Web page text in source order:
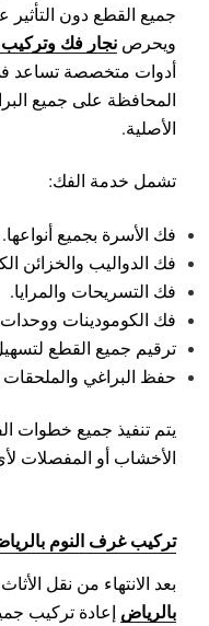
جميع القطع دون
ويحرص نجار فك
أدوات متخصصة تساعد
المحافظة على جميع
الأصلية.
تشمل خدمة الفك:
فك الأسرة بجميع أنواعها.
فك الدواليب والخزائن
فك التسريحات والمرايا.
فك الكومودينات ووحدات
ترقيم جميع القطع
حفظ البراغي
يتم تنفيذ جميع خطوات
الأخشاب أو المفصلات
تركيب غرف النوم
بعد الانتهاء من نقل
بالرياض إعادة تركيب